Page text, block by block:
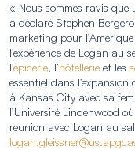
« Nous sommes ravis que
a déclaré Stephen
marketing pour
l’expérience de Logan au
l’épicerie, l’hôtellerie et les
essentiel dans
à Kansas City avec sa
l’Université Lindenwood
réunion avec Logan au